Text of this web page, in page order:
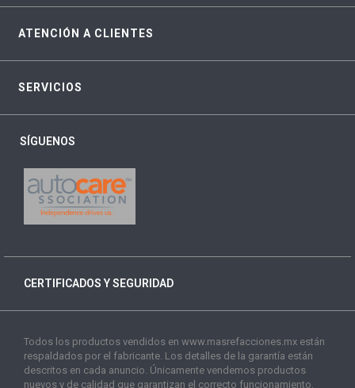
ATENCIÓN A CLIENTES
SERVICIOS
SÍGUENOS
CERTIFICADOS Y SEGURIDAD
Todos los productos vendidos en www.masrefacciones.mx están
respaldados por el fabricante. Los detalles de la garantía están
descritos en cada anuncio. Únicamente vendemos productos
nuevos y de calidad que garantizan el correcto funcionamiento.